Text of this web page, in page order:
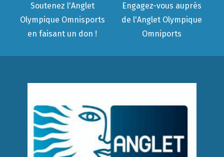
Soutenez l'Anglet
Olympique Omnisports
en faisant un don !
Engagez-vous auprès
de l'Anglet Olympique
Omniports